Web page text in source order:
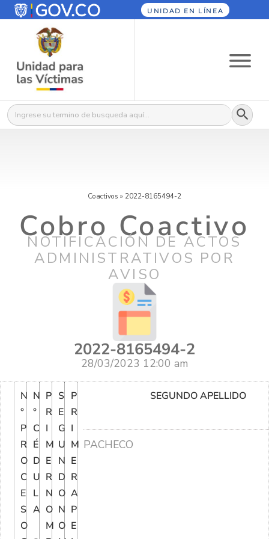
UNIDAD EN LÍNEA
Buscar: Botón
Coactivos » 2022-8165494-2
Cobro Coactivo
NOTIFICACIÓN DE ACTOS
ADMINISTRATIVOS POR
AVISO
2022-8165494-2
28/03/2023 12:00 am
N
°
P
R
O
C
E
S
O
N
°
C
É
D
U
L
A
P
R
I
M
E
R
N
O
M
S
E
G
U
N
D
O
N
O
P
R
I
M
E
R
A
P
E
SEGUNDO APELLIDO
PACHECO